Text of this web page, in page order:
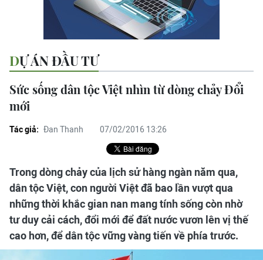
DỰ ÁN ĐẦU TƯ
Sức sống dân tộc Việt nhìn từ dòng chảy Đổi
mới
Tác giả: Đan Thanh 07/02/2016 13:26
Trong dòng chảy của lịch sử hàng ngàn năm qua,
dân tộc Việt, con người Việt đã bao lần vượt qua
những thời khắc gian nan mang tính sống còn nhờ
tư duy cải cách, đổi mới để đất nước vươn lên vị thế
cao hơn, để dân tộc vững vàng tiến về phía trước.